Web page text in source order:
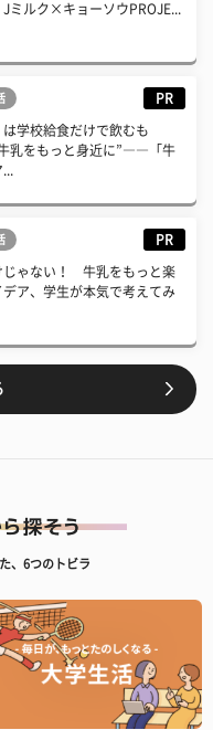
ルク×キョーソウPROJE...
PR
は学校給食だけで飲むも
乳をもっと身近に”――「牛
PR
じゃない！ 牛乳をもっと楽
デア、学生が本気で考えてみ
、6つのトビラ